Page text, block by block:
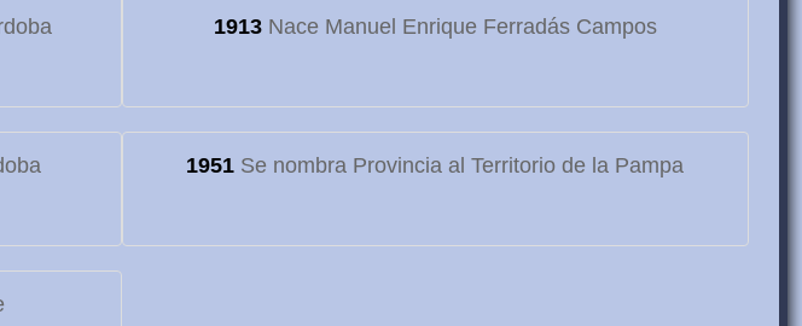
1913Nace Manuel Enrique Ferradás Campos
1951 Se nombra Provincia al Territorio de la Pampa